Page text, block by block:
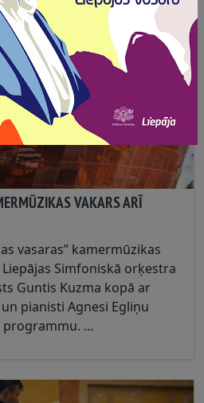
VAKARS ARĪ
vasaras” kamermūzikas
Simfoniskā orķestra
Guntis Kuzma kopā ar
pianisti Agnesi Egliņu
...